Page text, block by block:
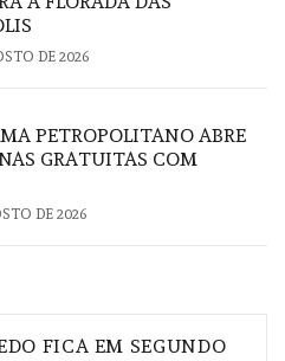
DE 2026
PETROPOLITANO ABRE
GRATUITAS COM
DE 2026
FICA EM SEGUNDO